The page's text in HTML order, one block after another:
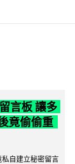
言板 讓多
竟偷偷重
自建立秘密留言